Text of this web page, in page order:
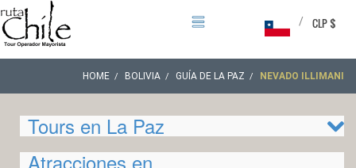
CLP $
/
HOME BOLIVIA GUÍA DE LA PAZ NEVADO ILLIMANI
Tours en La Paz
Atracciones en